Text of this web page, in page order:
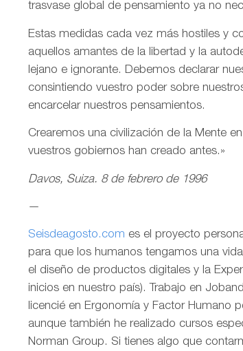
trasvase global de pensamiento ya no
Estas medidas cada vez más hostiles y
aquellos amantes de la libertad y la
lejano e ignorante. Debemos declarar
consintiendo vuestro poder sobre
encarcelar nuestros pensamientos.
Crearemos una civilización de la Mente
vuestros gobiernos han creado antes.»
Davos, Suiza. 8 de febrero de 1996
—
Seisdeagosto.com es el proyecto
para que los humanos tengamos una
el diseño de productos digitales y la
inicios en nuestro país). Trabajo en
licencié en Ergonomía y Factor Humano
aunque también he realizado cursos
Norman Group. Si tienes algo que